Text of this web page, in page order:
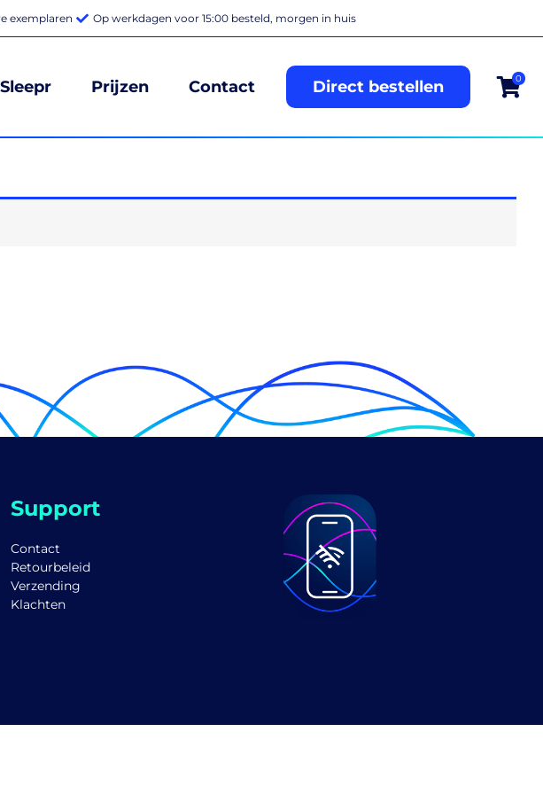
exemplaren Op werkdagen voor 15:00 besteld, morgen in huis
Prijzen Contact Direct bestellen 0
Support
Contact
Retourbeleid
Verzending
Klachten